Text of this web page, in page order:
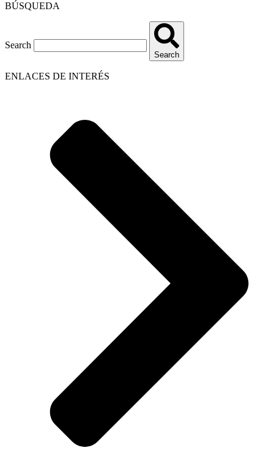
BÚSQUEDA
Search
Search
ENLACES DE INTERÉS